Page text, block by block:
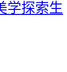
学探索生